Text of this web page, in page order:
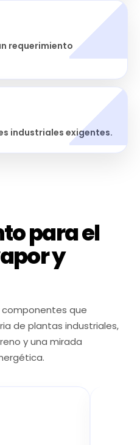
requerimiento
industriales exigentes.
para el
y
que
de plantas industriales,
y una mirada